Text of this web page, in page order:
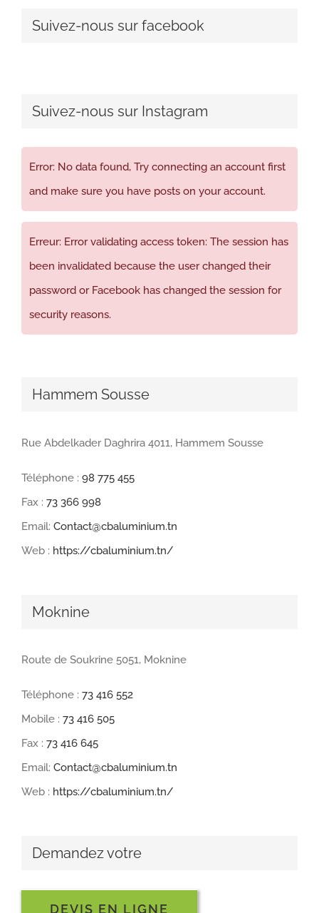
Suivez-nous sur facebook
Suivez-nous sur Instagram
Error: No data found, Try connecting an account first
and make sure you have posts on your account.
Erreur: Error validating access token: The session has
been invalidated because the user changed their
password or Facebook has changed the session for
security reasons.
Hammem Sousse
Rue Abdelkader Daghrira 4011, Hammem Sousse
Téléphone : 98 775 455
Fax : 73 366 998
Email: Contact@cbaluminium.tn
Web : https://cbaluminium.tn/
Moknine
Route de Soukrine 5051, Moknine
Téléphone : 73 416 552
Mobile : 73 416 505
Fax : 73 416 645
Email: Contact@cbaluminium.tn
Web : https://cbaluminium.tn/
Demandez votre
DEVIS EN LIGNE